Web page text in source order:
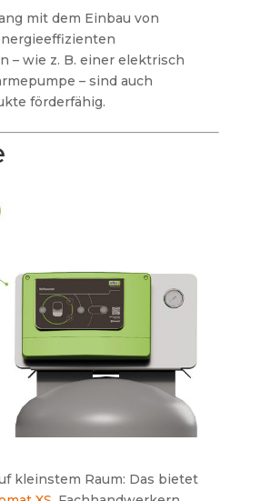
mit dem Einbau von
– wie z. B. einer elektrisch
– sind auch
förderfähig.
kleinstem Raum: Das bietet